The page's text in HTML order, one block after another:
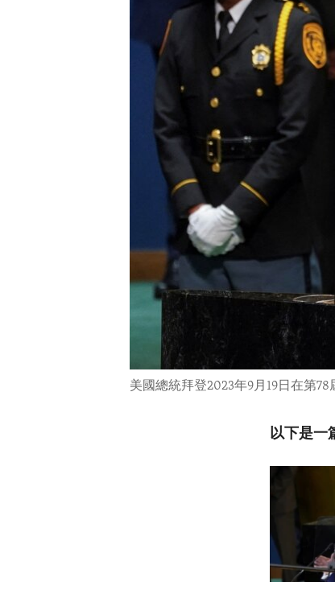
IDEALS AND INSTITUTIONS
美國總統拜登2023年9月19日在第
以下是一